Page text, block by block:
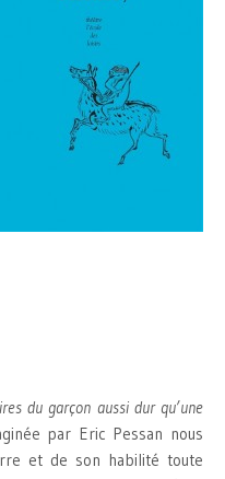
du garçon aussi dur qu’une
par Eric Pessan nous
et de son habilité toute